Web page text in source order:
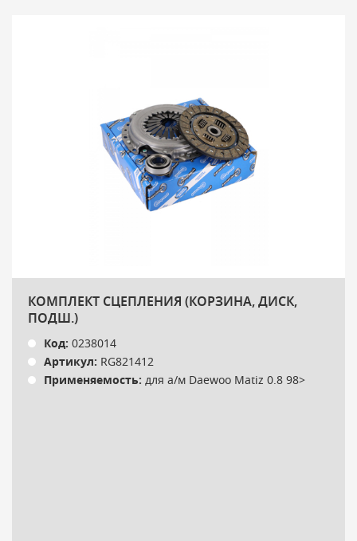
КОМПЛЕКТ СЦЕПЛЕНИЯ (КОРЗИНА, ДИСК,
ПОДШ.)
Код: 0238014
Артикул: RG821412
Применяемость: для а/м Daewoo Matiz 0.8 98>